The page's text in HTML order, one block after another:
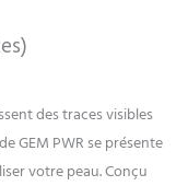
des traces visibles
GEM PWR se présente
votre peau. Conçu